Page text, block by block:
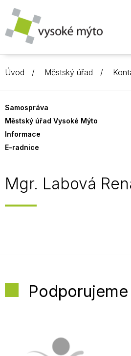
Úvod Městský úřad
Samospráva
Městský úřad Vysoké Mýto
Informace
E-radnice
Mgr. Labová
Podporujeme